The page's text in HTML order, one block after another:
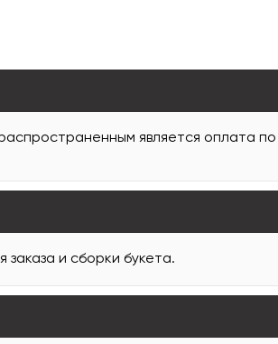
является оплата
и сборки букета.